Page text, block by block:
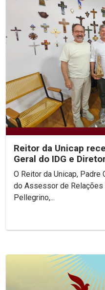
Reitor da Unicap
Geral do IDG e
O Reitor da Unicap, Padre
do Assessor de
Pellegrino,...